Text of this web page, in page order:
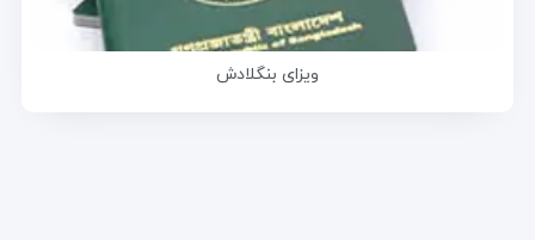
ویزای بنگلادش